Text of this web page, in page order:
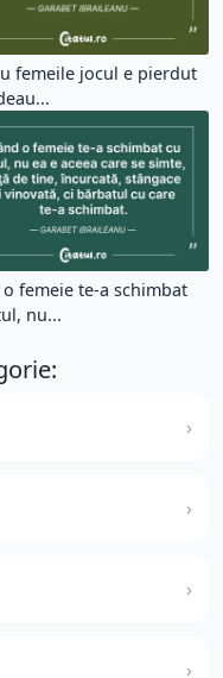
femeile jocul e pierdut
o femeie te-a schimbat
nu...